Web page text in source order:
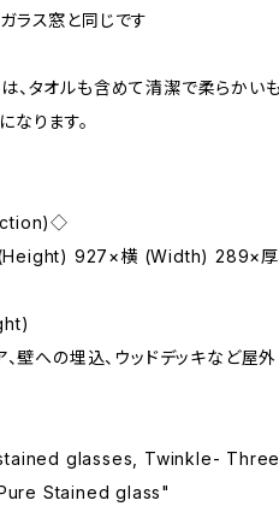
ラス窓と同じです
、タオルも含めて清潔で柔らかい
なります。
縦 (Height) 927×横 (Width)
、壁への埋込、ウッドデッキなど屋外
stained glasses, Twinkle-
Stained glass"